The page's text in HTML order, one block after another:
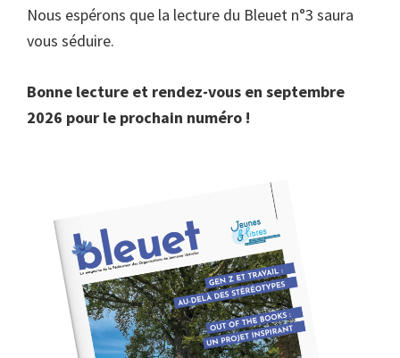
Nous espérons que la lecture du Bleuet n°3 saura
vous séduire.
Bonne lecture et rendez-vous en septembre
2026 pour le prochain numéro !